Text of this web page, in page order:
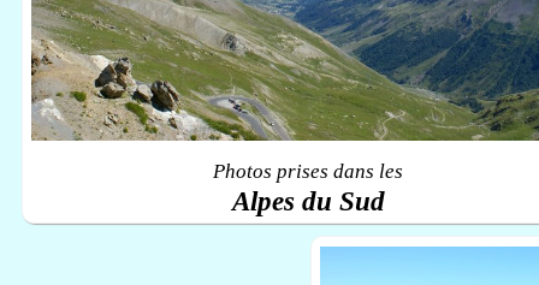
Photos prises dans les
Alpes du Sud